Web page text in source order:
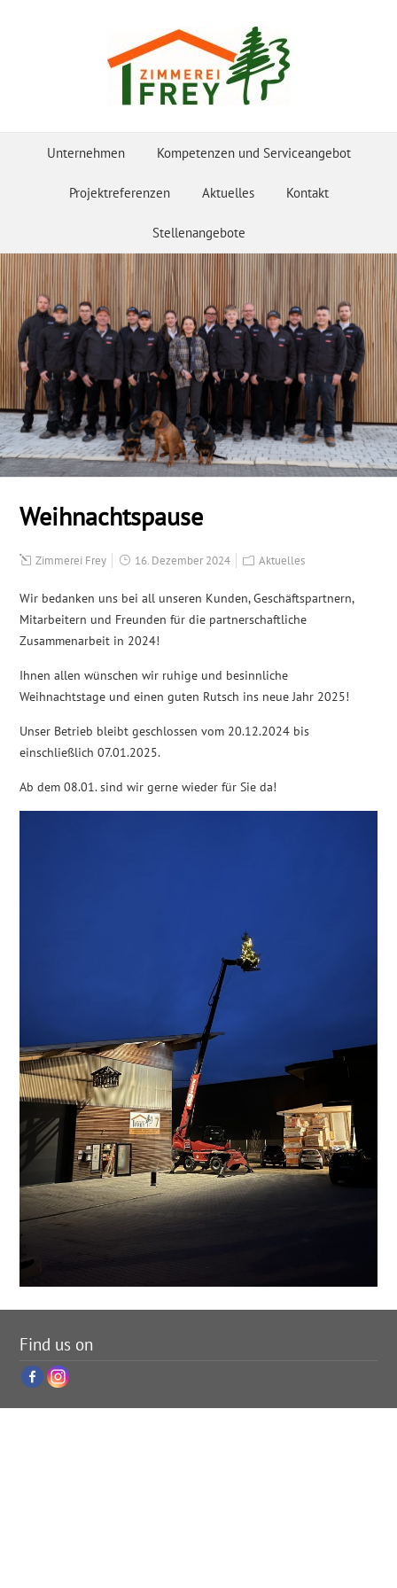
Unternehmen Kompetenzen und Serviceangebot
Projektreferenzen Aktuelles Kontakt
Stellenangebote
Weihnachtspause
Zimmerei Frey 16. Dezember 2024 Aktuelles
Wir bedanken uns bei all unseren Kunden, Geschäftspartnern,
Mitarbeitern und Freunden für die partnerschaftliche
Zusammenarbeit in 2024!
Ihnen allen wünschen wir ruhige und besinnliche
Weihnachtstage und einen guten Rutsch ins neue Jahr 2025!
Unser Betrieb bleibt geschlossen vom 20.12.2024 bis
einschließlich 07.01.2025.
Ab dem 08.01. sind wir gerne wieder für Sie da!
Find us on